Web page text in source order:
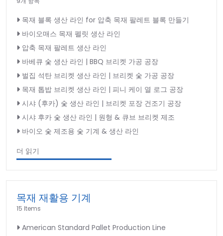
목재 블록 생산 라인 for 압축 목재 팔레트 블록 만들기
바이오매스 목재 펠릿 생산 라인
압축 목재 팔레트 생산 라인
바베큐 숯 생산 라인 | BBQ 브리켓 가공 공장
벌집 석탄 브리켓 생산 라인 | 브리켓 숯 가공 공장
목재 톱밥 브리켓 생산 라인 | 피니 케이 열 로그 공장
시샤 (후카) 숯 생산 라인 | 브리켓 포장 건조기 공장
시샤 후카 숯 생산 라인 | 원형 & 큐브 브리켓 제조
바이오 숯 제조용 숯 기계 & 생산 라인
더 읽기
목재 재활용 기계
15 Items
American Standard Pallet Production Line